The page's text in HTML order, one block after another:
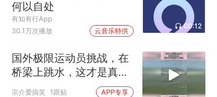
何以自处
有知有行App
30.1万次播放
云音乐特供
00:12
国外极限运动员挑战，在
桥梁上跳水，这才是真正
的极限运动！
宗介爱搞笑 1跟贴 APP专享